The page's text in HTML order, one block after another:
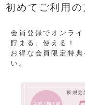
初めてご利用の
会員登録でオンラ
貯まる、使える！
お得な会員限定特
い。